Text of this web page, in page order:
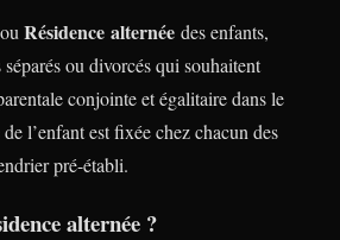
Résidence alternée des enfants,
séparés ou divorcés qui souhaitent
conjointe et égalitaire dans le
l’enfant est fixée chez chacun des
pré-établi.
alternée ?